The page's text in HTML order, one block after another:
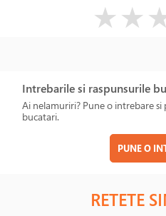
★★
Intrebarile si raspunsurile
Ai nelamuriri? Pune o intrebare
bucatari.
PUNE O
RETETE